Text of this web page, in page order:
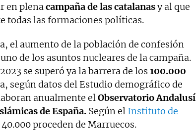
en plena campaña de las catalanasy al que
todas las formaciones políticas.
el aumento de la población de confesión
de los asuntos nucleares de la campaña.
se superó ya la barrera de los 100.000
según datos del Estudio demográfico de
anualmente el Observatorio Andalusí
de España. Según el Instituto de
40.000 proceden de Marruecos.